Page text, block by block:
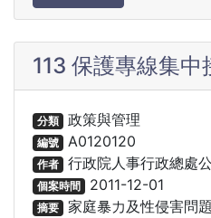
113 保護專線集中
分類 政策與管理
編號 A0120120
作者 行政院人事行政總處
個案時間 2011-12-01
摘要 家庭暴力及性侵害問